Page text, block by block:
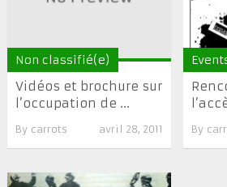
Non classifié(e)
Vidéos et brochure sur
l’occupation de ...
By carrots avril 28, 2011 By